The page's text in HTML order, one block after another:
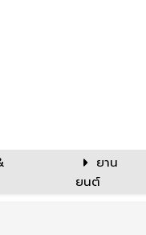
ยาน
ยนต์